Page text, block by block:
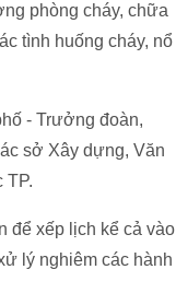
phòng cháy, chữa
tình huống cháy, nổ
- Trưởng đoàn,
sở Xây dựng, Văn
TP.
để xếp lịch kể cả vào
lý nghiêm các hành